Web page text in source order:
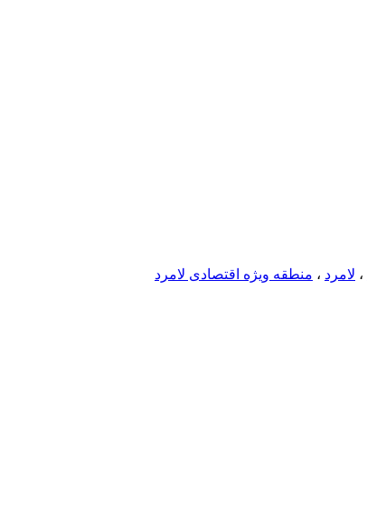
، لامرد ، منطقه ویژه اقتصادی لامرد